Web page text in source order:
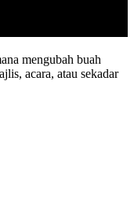
mengubah buah
acara, atau sekadar